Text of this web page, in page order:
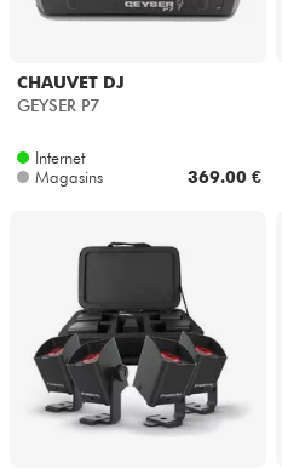
CHAUVET DJ
GEYSER P7
Internet
Magasins
369.00 €